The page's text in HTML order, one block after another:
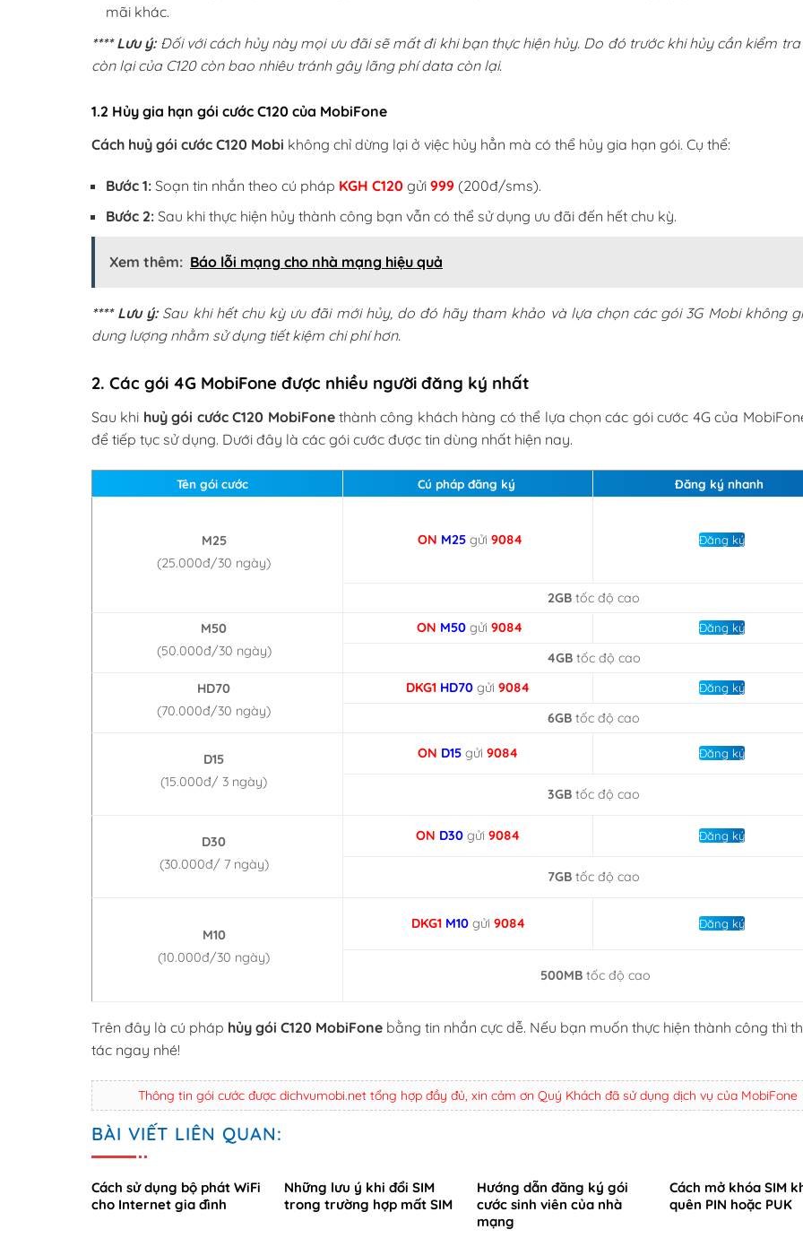
mãi khác.
**** Lưu ý:Đối với cách hủy này mọi ưu đãi sẽ mất đi khi bạn thực hiện hủy. Do đó trước khi hủy cần kiểm
còn lại của C120 còn bao nhiêu tránh gây lãng phí data còn lại.
1.2 Hủy gia hạn gói cước C120 của MobiFone
Cách huỷ gói cước C120 Mobi không chỉ dừng lại ở việc hủy hẳn mà có thể hủy gia hạn gói. Cụ thể:
Bước 1: Soạn tin nhắn theo cú pháp KGH C120 gửi 999 (200đ/sms).
Bước 2: Sau khi thực hiện hủy thành công bạn vẫn có thể sử dụng ưu đãi đến hết chu kỳ.
Xem thêm: Báo lỗi mạng cho nhà mạng hiệu quả
**** Lưu ý:Sau khi hết chu kỳ ưu đãi mới hủy, do đó hãy tham khảo và lựa chọn các gói 3G Mobi không
dung lượng nhằm sử dụng tiết kiệm chi phí hơn.
2. Các gói 4G MobiFone được nhiều người đăng ký nhất
Sau khi huỷ gói cước C120 MobiFonethành công khách hàng có thể lựa chọn các gói cước 4G của
để tiếp tục sử dụng. Dưới đây là các gói cước được tin dùng nhất hiện nay.
Tên gói cước Cú pháp đăng ký Đăng ký nhanh
M25
(25.000đ/30 ngày)
ON M25 gửi 9084 Đăng ký
2GBtốc độ cao
M50
(50.000đ/30 ngày)
ON M50 gửi 9084 Đăng ký
4GBtốc độ cao
HD70
(70.000đ/30 ngày)
DKG1 HD70 gửi 9084 Đăng ký
6GBtốc độ cao
D15
(15.000đ/ 3 ngày)
ON D15 gửi 9084 Đăng ký
3GB tốc độ cao
D30
(30.000đ/ 7 ngày)
ON D30 gửi 9084 Đăng ký
7GBtốc độ cao
M10
(10.000đ/30 ngày)
DKG1 M10gửi 9084 Đăng ký
500MB tốc độ cao
Trên đây là cú pháp hủy gói C120 MobiFone bằng tin nhắn cực dễ. Nếu bạn muốn thực hiện thành công thì
tác ngay nhé!
Thông tin gói cước được dichvumobi.net tổng hợp đầy đủ, xin cảm ơn Quý Khách đã sử dụng dịch vụ của MobiFone
BÀI VIẾT LIÊN QUAN:
Cách sử dụng bộ phát WiFi
cho Internet gia đình
Những lưu ý khi đổi SIM
trong trường hợp mất SIM
Hướng dẫn đăng ký gói
cước sinh viên của nhà
mạng
Cách mở khóa SIM
quên PIN hoặc PUK